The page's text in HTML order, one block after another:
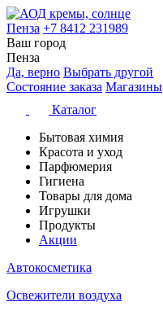
Пенза +7 8412 231989
Ваш город
Пенза
Да, верно Выбрать другой
Состояние заказа Магазины
Каталог
Бытовая химия
Красота и уход
Парфюмерия
Гигиена
Товары для дома
Игрушки
Продукты
Акции
Автокосметика
Освежители воздуха